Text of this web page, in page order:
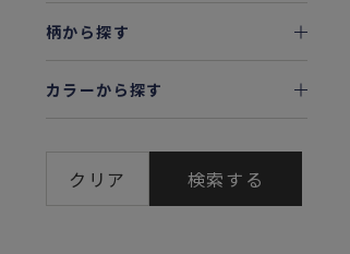
柄から探す
カラーから探す
クリア 検索する